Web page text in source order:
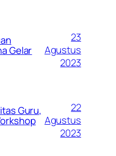
Gelar
23
Agustus
2023
Guru,
22
Agustus
2023